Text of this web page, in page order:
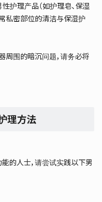
护理产品（如护理皂、保湿
私密部位的清洁与保湿护
周围的暗沉问题，请务必将
理方法
的人士，请尝试实践以下男